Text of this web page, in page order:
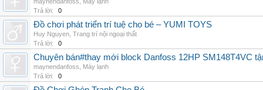
Trả lời:
0
Đồ chơi phát triển trí tuệ cho bé – YUMI TOYS
Huy Nguyen Trang trí nội ngoại thất
Trả lời:
0
Chuyên bán#thay mới block Danfoss 12HP SM148T4VC
maynendanfoss
Máy lạnh
Trả lời:
0